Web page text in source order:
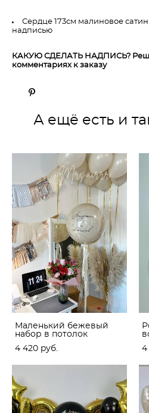
Сердце 173см малиновое
надписью
КАКУЮ СДЕЛАТЬ НАДПИСЬ?
комментариях к заказу
А ещё есть и
Маленький бежевый
набор в потолок
4 420 pуб.
4